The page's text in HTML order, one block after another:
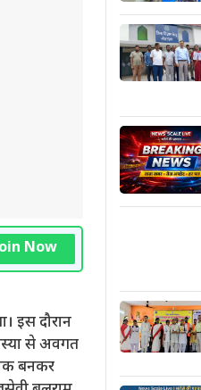
Now
इस दौरान
से अवगत
बनकर